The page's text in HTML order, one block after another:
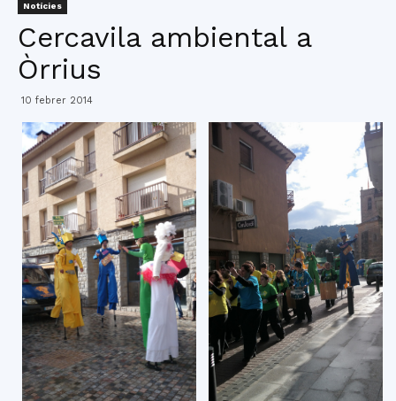
Comarcal
Maresme
Notícies
Cercavila ambiental a
Òrrius
10 febrer 2014